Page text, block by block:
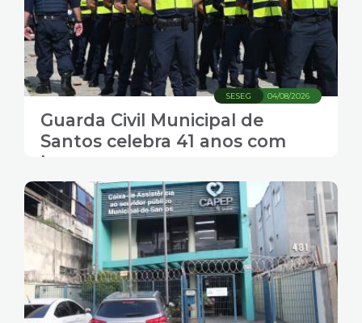
04/08/2026
SESEG
Guarda Civil Municipal de
Santos celebra 41 anos com
homenagens e
reconhecimento